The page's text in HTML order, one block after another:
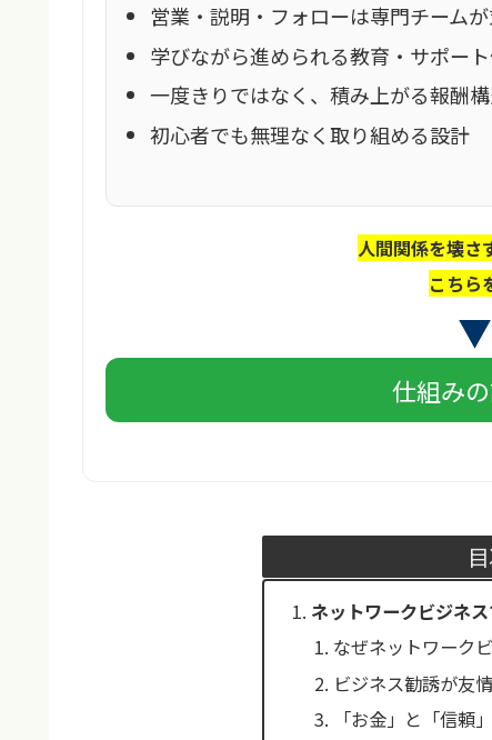
営業・説明・フォローは専門チーム
学びながら進められる教育・サポー
一度きりではなく、積み上がる報酬
初心者でも無理なく取り組める設計
人間関係を壊さ
こちら
仕組み
ネットワークビジネ
なぜネットワーク
ビジネス勧誘が友
「お金」と「信頼